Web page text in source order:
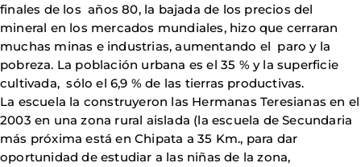
finales de los años 80, la bajada de los precios del
mineral en los mercados mundiales, hizo que cerraran
muchas minas e industrias, aumentando el paro y la
pobreza. La población urbana es el 35 % y la superficie
cultivada, sólo el 6,9 % de las tierras productivas.
La escuela la construyeron las Hermanas Teresianas en el
2003 en una zona rural aislada (la escuela de Secundaria
más próxima está en Chipata a 35 Km., para dar
oportunidad de estudiar a las niñas de la zona,